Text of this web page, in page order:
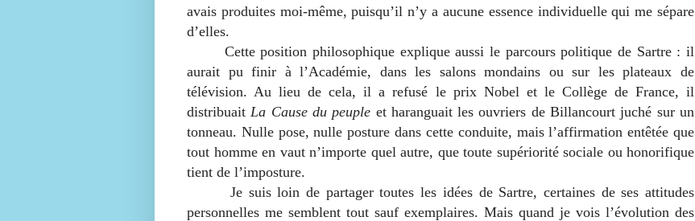
avais produites moi-même, puisqu’il n’y a aucune essence individuelle qui me sépare
d’elles.
Cette position philosophique explique aussi le parcours politique de Sartre : il
aurait pu finir à l’Académie, dans les salons mondains ou sur les plateaux de
télévision. Au lieu de cela, il a refusé le prix Nobel et le Collège de France, il
distribuait La Cause du peuple et haranguait les ouvriers de Billancourt juché sur un
tonneau. Nulle pose, nulle posture dans cette conduite, mais l’affirmation entêtée que
tout homme en vaut n’importe quel autre, que toute supériorité sociale ou honorifique
tient de l’imposture.
Je suis loin de partager toutes les idées de Sartre, certaines de ses attitudes
personnelles me semblent tout sauf exemplaires. Mais quand je vois l’évolution des